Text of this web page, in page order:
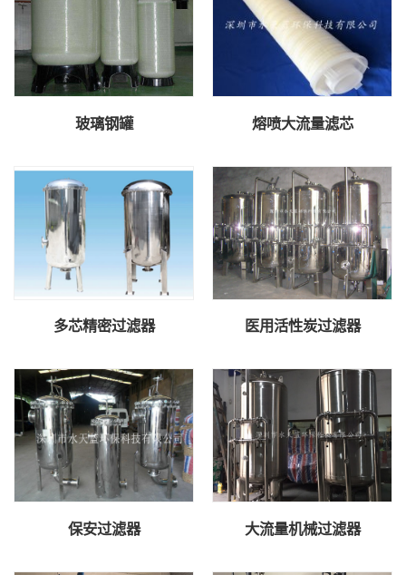
玻璃钢罐 熔喷大流量滤芯
多芯精密过滤器 医用活性炭过滤器
保安过滤器 大流量机械过滤器